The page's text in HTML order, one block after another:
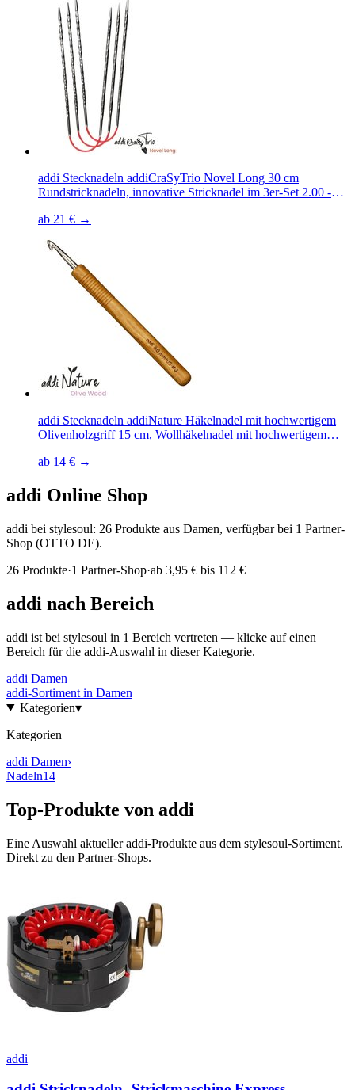
addi Stecknadeln addiCraSyTrio Novel Long 30 cm
Rundstricknadeln, innovative Stricknadel im 3er-Set 2.00 -
ab 21 € →
addi Stecknadeln addiNature Häkelnadel mit hochwertigem
Olivenholzgriff 15 cm, Wollhäkelnadel mit hochwertigem
ab 14 € →
addi Online Shop
addi bei stylesoul: 26 Produkte aus Damen, verfügbar bei 1 Partner-
Shop (OTTO DE).
26 Produkte·1 Partner-Shop·ab 3,95 € bis 112 €
addi nach Bereich
addi ist bei stylesoul in 1 Bereich vertreten — klicke auf einen
Bereich für die addi-Auswahl in dieser Kategorie.
addi Damen
addi-Sortiment in Damen
Kategorien▾
Kategorien
addi Damen›
Nadeln14
Top-Produkte von addi
Eine Auswahl aktuelleraddi-Produkte aus dem stylesoul-Sortiment.
Direkt zu den Partner-Shops.
addi